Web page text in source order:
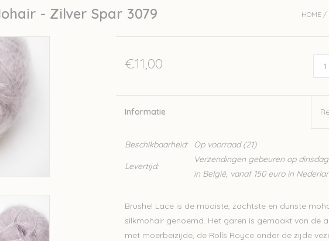
- Zilver Spar 3079 HOME /
€11,00
Informatie
Beschikbaarheid: Op voorraad(21)
Levertijd:
Verzendingen gebeuren op
in België, vanaf 150 euro in
Brushel Lace is de mooiste, zachtste en dunste
silkmohair genoemd. Het garen is gemaakt van de
met moerbeizijde, de Rolls Royce onder de zijde